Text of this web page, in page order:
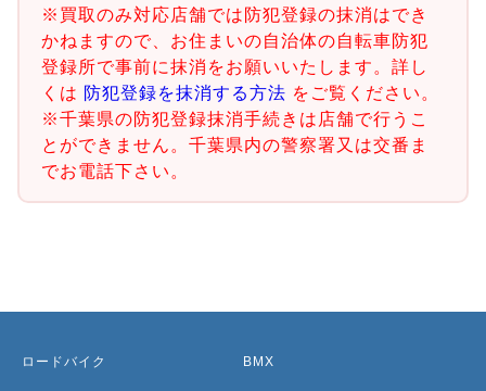
※買取のみ対応店舗では防犯登録の抹消はでき
かねますので、お住まいの自治体の自転車防犯
登録所で事前に抹消をお願いいたします。詳し
くは 防犯登録を抹消する方法 をご覧ください。
※千葉県の防犯登録抹消手続きは店舗で行うこ
とができません。千葉県内の警察署又は交番ま
でお電話下さい。
ロードバイク BMX